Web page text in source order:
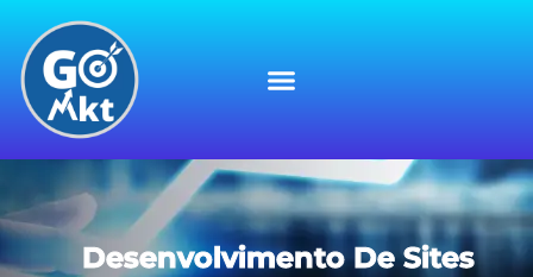
Desenvolvimento De Sites